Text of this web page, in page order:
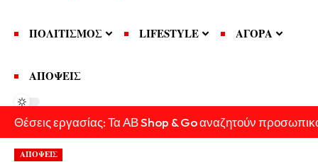
ΠΟΛΙΤΙΣΜΟΣ LIFESTYLE ΑΓΟΡΑ
ΑΠΟΨΕΙΣ
Θέσεις εργασίας: Τα ΑΒ Shop & Go αναζητούν
ΑΠΟΨΕΙΣ